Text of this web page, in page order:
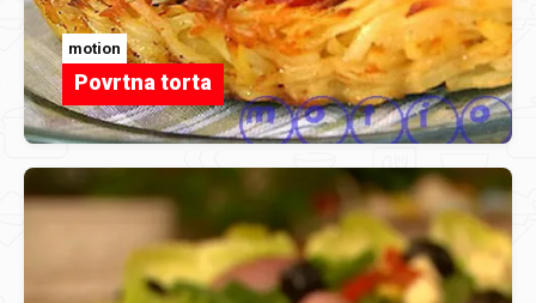
motion
Povrtna torta